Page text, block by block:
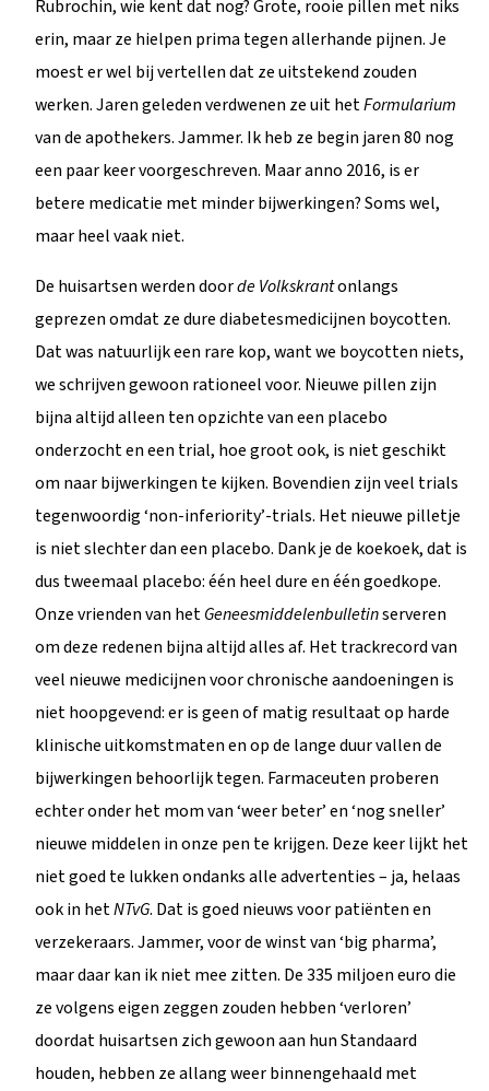
Rubrochin, wie kent dat nog? Grote, rooie pillen met niks
erin, maar ze hielpen prima tegen allerhande pijnen. Je
moest er wel bij vertellen dat ze uitstekend zouden
werken. Jaren geleden verdwenen ze uit hetFormularium
van de apothekers. Jammer. Ik heb ze begin jaren 80 nog
een paar keer voorgeschreven. Maar anno 2016, is er
betere medicatie met minder bijwerkingen? Soms wel,
maar heel vaak niet.
De huisartsen werden doorde Volkskrantonlangs
geprezen omdat ze dure diabetesmedicijnen boycotten.
Dat was natuurlijk een rare kop, want we boycotten niets,
we schrijven gewoon rationeel voor. Nieuwe pillen zijn
bijna altijd alleen ten opzichte van een placebo
onderzocht en een trial, hoe groot ook, is niet geschikt
om naar bijwerkingen te kijken. Bovendien zijn veel trials
tegenwoordig ‘non-inferiority’-trials. Het nieuwe pilletje
is niet slechter dan een placebo. Dank je de koekoek, dat is
dus tweemaal placebo: één heel dure en één goedkope.
Onze vrienden van hetGeneesmiddelenbulletinserveren
om deze redenen bijna altijd alles af. Het trackrecord van
veel nieuwe medicijnen voor chronische aandoeningen is
niet hoopgevend: er is geen of matig resultaat op harde
klinische uitkomstmaten en op de lange duur vallen de
bijwerkingen behoorlijk tegen. Farmaceuten proberen
echter onder het mom van ‘weer beter’ en ‘nog sneller’
nieuwe middelen in onze pen te krijgen. Deze keer lijkt het
niet goed te lukken ondanks alle advertenties – ja, helaas
ook in hetNTvG. Dat is goed nieuws voor patiënten en
verzekeraars. Jammer, voor de winst van ‘big pharma’,
maar daar kan ik niet mee zitten. De 335 miljoen euro die
ze volgens eigen zeggen zouden hebben ‘verloren’
doordat huisartsen zich gewoon aan hun Standaard
houden, hebben ze allang weer binnengehaald met